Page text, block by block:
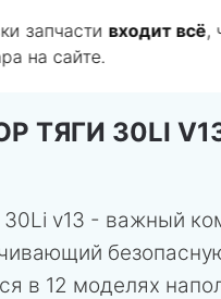
запчасти входит всё,
на сайте.
ТЯГИ 30LI
30Li v13 - важный
в 12 моделях